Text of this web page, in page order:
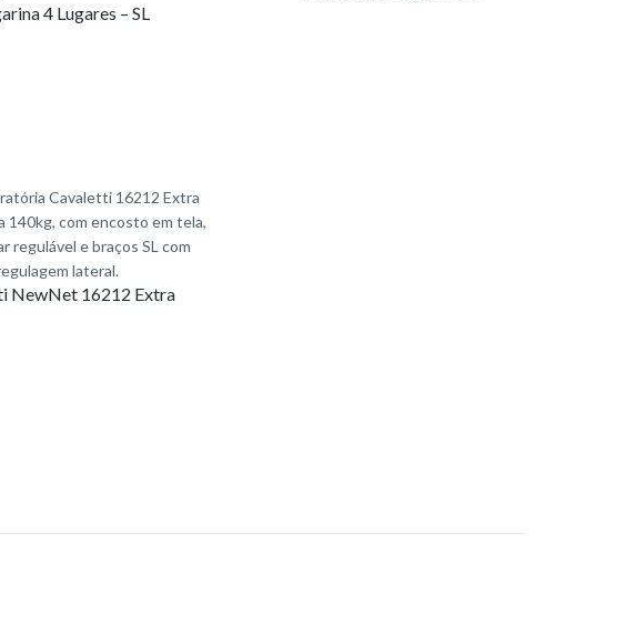
4 Lugares – SL
NewNet 16212 Extra